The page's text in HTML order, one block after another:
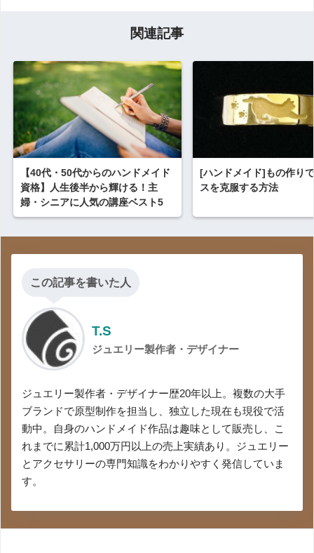
関連記事
【40代・50代からのハンドメイド
資格】人生後半から輝ける！主
婦・シニアに人気の講座ベスト5
[ハンドメイド]もの作り
スを克服する方法
この記事を書いた人
T.S
ジュエリー製作者・デザイナー
ジュエリー製作者・デザイナー歴20年以上。複数の大手
ブランドで原型制作を担当し、独立した現在も現役で活
動中。自身のハンドメイド作品は趣味として販売し、こ
れまでに累計1,000万円以上の売上実績あり。ジュエリー
とアクセサリーの専門知識をわかりやすく発信していま
す。